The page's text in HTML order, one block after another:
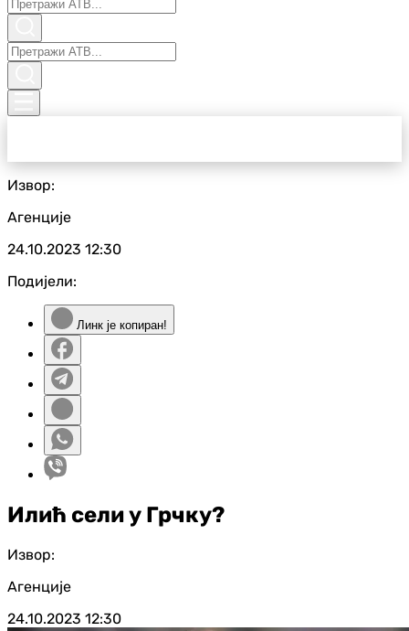
Извор:
Агенције
24.10.2023 12:30
Подијели:
Линк је копиран!
Илић сели у Грчку?
Извор:
Агенције
24.10.2023 12:30